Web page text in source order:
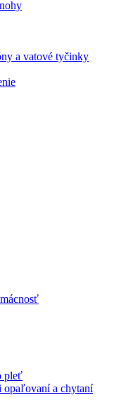
a vatové tyčinky
pleť
a chytaní